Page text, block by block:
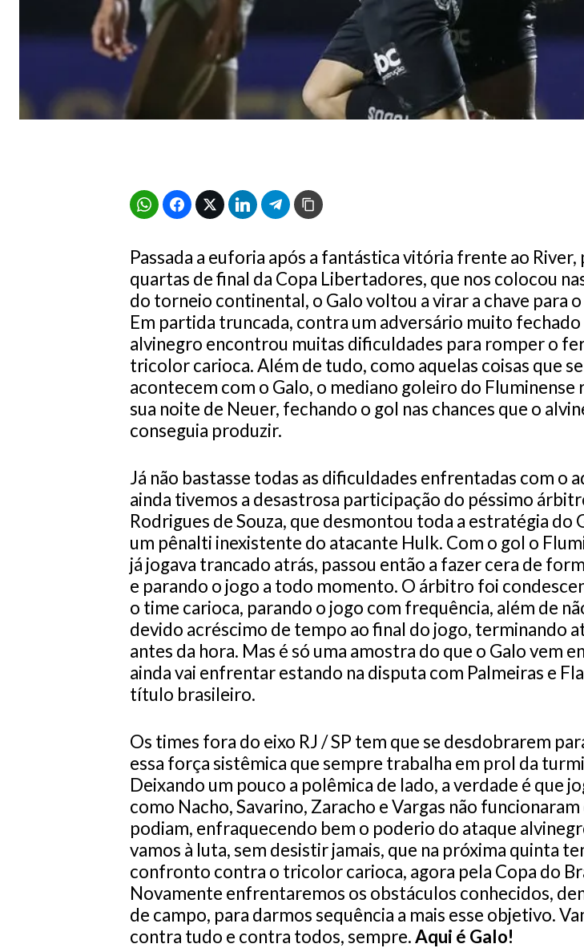
Passada a euforia após a fantástica vitória frente ao River,
quartas de final da Copa Libertadores, que nos colocou
do torneio continental, o Galo voltou a virar a chave para
Em partida truncada, contra um adversário muito fechado
alvinegro encontrou muitas dificuldades para romper o
tricolor carioca. Além de tudo, como aquelas coisas que
acontecem com o Galo, o mediano goleiro do Fluminense
sua noite de Neuer, fechando o gol nas chances que o
conseguia produzir.
Já não bastasse todas as dificuldades enfrentadas com o
ainda tivemos a desastrosa participação do péssimo
Rodrigues de Souza, que desmontou toda a estratégia do
um pênalti inexistente do atacante Hulk. Com o gol o
já jogava trancado atrás, passou então a fazer cera de
e parando o jogo a todo momento. O árbitro foi
o time carioca, parando o jogo com frequência, além de
devido acréscimo de tempo ao final do jogo, terminando
antes da hora. Mas é só uma amostra do que o Galo vem
ainda vai enfrentar estando na disputa com Palmeiras e
título brasileiro.
Os times fora do eixo RJ / SP tem que se desdobrarem
essa força sistêmica que sempre trabalha em prol da
Deixando um pouco a polêmica de lado, a verdade é que
como Nacho, Savarino, Zaracho e Vargas não
podiam, enfraquecendo bem o poderio do ataque
vamos à luta, sem desistir jamais, que na próxima quinta
confronto contra o tricolor carioca, agora pela Copa do
Novamente enfrentaremos os obstáculos conhecidos,
de campo, para darmos sequência a mais esse objetivo.
contra tudo e contra todos, sempre.Aqui é Galo!